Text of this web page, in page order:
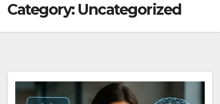
Category: Uncategorized